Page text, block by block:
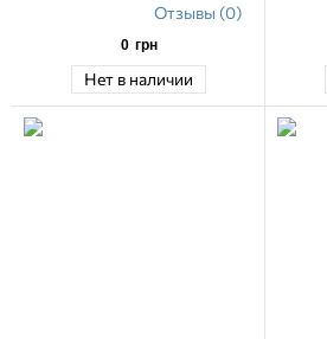
Отзывы (0)
0 грн
Нет в наличии